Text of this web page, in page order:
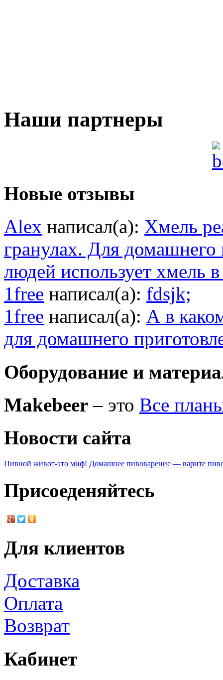
Наши партнеры
Новые отзывы
Alex написал(а): Хмель
гранулах. Для
людей использует хмель
1free написал(а): fdsjk;
1free написал(а): А в
для домашнего
Оборудование и
Makebeer – это Все
Новости сайта
Пивной живот-это миф! Домашнее пивоварение — варите
Присоеденяйтесь
Для клиентов
Доставка
Оплата
Возврат
Кабинет